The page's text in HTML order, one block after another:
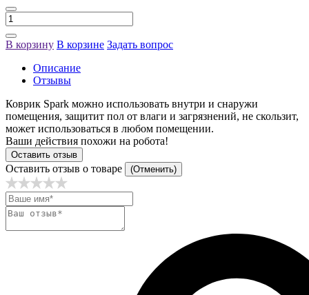
В корзину В корзине Задать вопрос
Описание
Отзывы
Коврик Spark можно использовать внутри и снаружи
помещения, защитит пол от влаги и загрязнений, не скользит,
может использоваться в любом помещении.
Ваши действия похожи на робота!
Оставить отзыв
Оставить отзыв о товаре (Отменить)